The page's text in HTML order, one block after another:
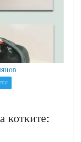
котките: